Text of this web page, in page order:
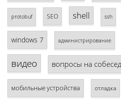
protobuf SEO shell ssh
windows 7 администрирование
видео вопросы на
мобильные устройства отладка